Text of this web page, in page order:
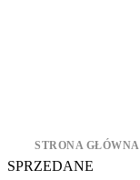
STRONA GŁÓWNA
SPRZEDANE